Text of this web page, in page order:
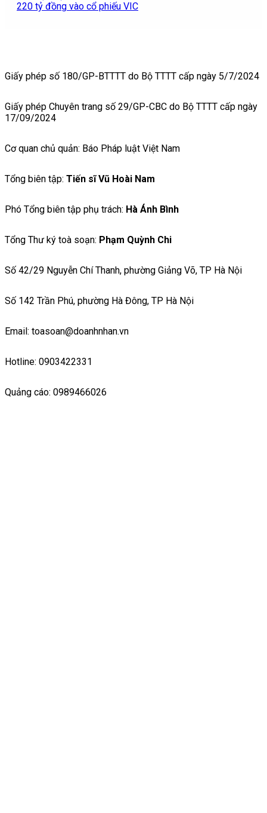
220 tỷ đồng vào cổ phiếu VIC
Giấy phép số 180/GP-BTTTT do Bộ TTTT cấp ngày 5/7/2024
Giấy phép Chuyên trang số 29/GP-CBC do Bộ TTTT cấp ngày
17/09/2024
Cơ quan chủ quản: Báo Pháp luật Việt Nam
Tổng biên tập: Tiến sĩ Vũ Hoài Nam
Phó Tổng biên tập phụ trách: Hà Ánh Bình
Tổng Thư ký toà soạn: Phạm Quỳnh Chi
Số 42/29 Nguyễn Chí Thanh, phường Giảng Võ, TP Hà Nội
Số 142 Trần Phú, phường Hà Đông, TP Hà Nội
Email: toasoan@doanhnhan.vn
Hotline: 0903422331
Quảng cáo: 0989466026